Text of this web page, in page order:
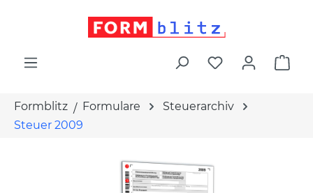
Formblitz Formulare
Steuerarchiv
Steuer 2009